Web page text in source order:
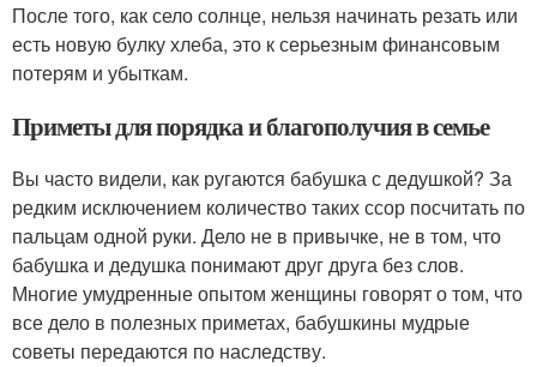
После того, как село солнце, нельзя начинать резать или
есть новую булку хлеба, это к серьезным финансовым
потерям и убыткам.
Приметы для порядка и благополучия в семье
Вы часто видели, как ругаются бабушка с дедушкой? За
редким исключением количество таких ссор посчитать по
пальцам одной руки. Дело не в привычке, не в том, что
бабушка и дедушка понимают друг друга без слов.
Многие умудренные опытом женщины говорят о том, что
все дело в полезных приметах, бабушкины мудрые
советы передаются по наследству.